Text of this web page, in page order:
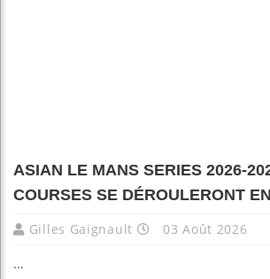
ASIAN LE MANS SERIES 2026-
COURSES SE DÉROULERONT
Gilles Gaignault 03 Août 2026
...